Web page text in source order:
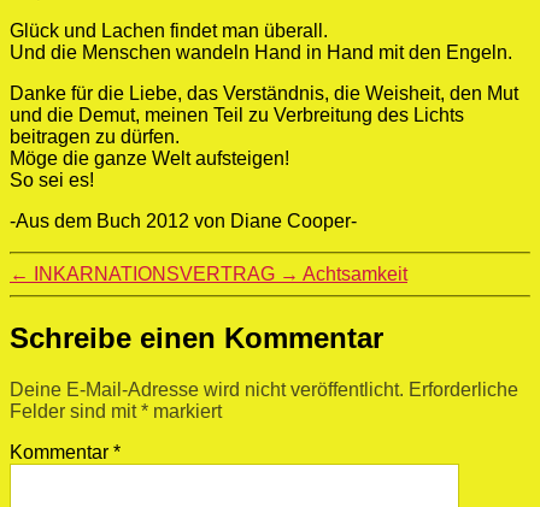
Glück und Lachen findet man überall.
Und die Menschen wandeln Hand in Hand mit den Engeln.
Danke für die Liebe, das Verständnis, die Weisheit, den Mut
und die Demut, meinen Teil zu Verbreitung des Lichts
beitragen zu dürfen.
Möge die ganze Welt aufsteigen!
So sei es!
-Aus dem Buch 2012 von Diane Cooper-
← INKARNATIONSVERTRAG → Achtsamkeit
Schreibe einen Kommentar
Deine E-Mail-Adresse wird nicht veröffentlicht. Erforderliche
Felder sind mit* markiert
Kommentar *